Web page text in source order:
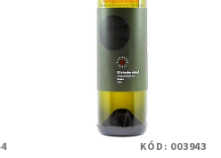
KÓD: 003943